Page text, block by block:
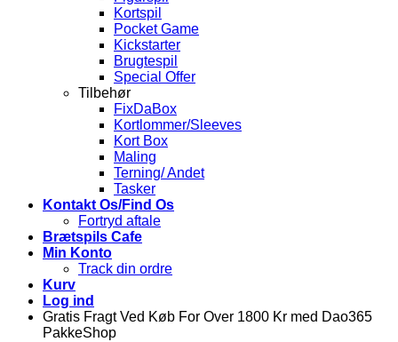
Kortspil
Pocket Game
Kickstarter
Brugtespil
Special Offer
Tilbehør
FixDaBox
Kortlommer/Sleeves
Kort Box
Maling
Terning/ Andet
Tasker
Kontakt Os/Find Os
Fortryd aftale
Brætspils Cafe
Min Konto
Track din ordre
Kurv
Log ind
Gratis Fragt Ved Køb For Over 1800 Kr med Dao365
PakkeShop